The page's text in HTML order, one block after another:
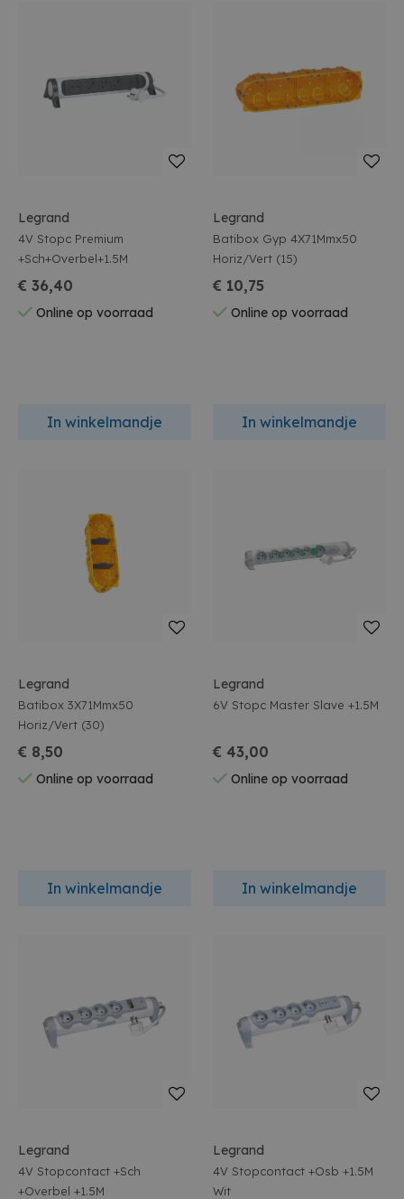
Legrand
4V Stopc Premium
+Sch+Overbel+1.5M
€ 36,40
Online op voorraad
In winkelmandje
Legrand
Batibox Gyp 4X71Mmx50
Horiz/Vert (15)
€ 10,75
Online op voorraad
In winkelmandje
Legrand
Batibox 3X71Mmx50
Horiz/Vert (30)
€ 8,50
Online op voorraad
In winkelmandje
Legrand
6V Stopc Master Slave +1.5M
€ 43,00
Online op voorraad
In winkelmandje
Legrand
4V Stopcontact +Sch
+Overbel +1.5M
Legrand
4V Stopcontact +Osb +1.5M
Wit